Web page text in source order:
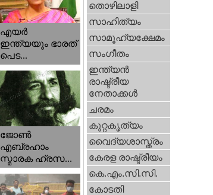
എയര്‍
ഇന്ത്യയും ഭാരത്
പെട...
ജോണ്‍
എബ്രഹാം
സ്മാരക ഹ്രസ...
തൊഴിലാളി
സാഹിത്യം
സാമൂഹ്യക്ഷേമം
സംഗീതം
ഇന്ത്യന്‍
രാഷ്ട്രീയ
നേതാക്കള്‍
ചരമം
കുറ്റകൃത്യം
വൈദ്യശാസ്ത്രം
കേരള രാഷ്ട്രീയം
കെ.എം.സി.സി.
കോടതി